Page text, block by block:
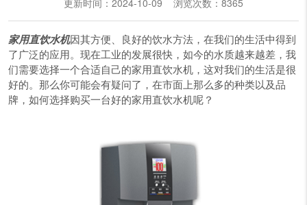
更新时间：2024-10-09 浏览次数： 8365
家用直饮水机因其方便、良好的饮水方法，在我们的生活中得到
了广泛的应用。现在工业的发展很快，如今的水质越来越差，我
们需要选择一个合适自己的家用直饮水机，这对我们的生活是很
好的。那么你可能会有疑问了，在市面上那么多的种类以及品
牌，如何选择购买一台好的家用直饮水机呢？